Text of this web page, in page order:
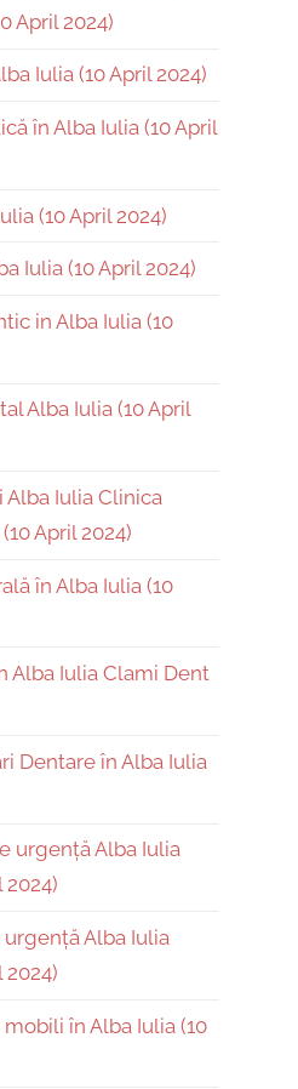
April 2024)
Iulia (10 April 2024)
în Alba Iulia (10 April
(10 April 2024)
Iulia (10 April 2024)
in Alba Iulia (10
Alba Iulia (10 April
Iulia Clinica
April 2024)
în Alba Iulia (10
Alba Iulia Clami Dent
Dentare în Alba Iulia
urgență Alba Iulia
2024)
Alba Iulia
2024)
în Alba Iulia (10